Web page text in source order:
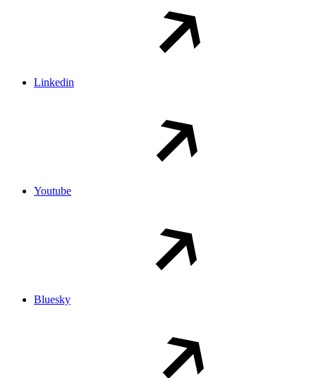
Linkedin
Youtube
Bluesky